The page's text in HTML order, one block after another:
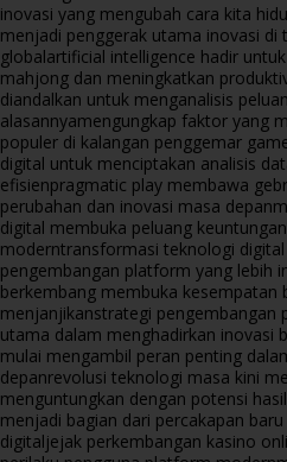
inovasi yang mengubah cara kita
menjadi penggerak utama inovasi di
globalartificial intelligence hadir
mahjong dan meningkatkan
diandalkan untuk menganalisis
alasannyamengungkap faktor yang
populer di kalangan penggemar
digital untuk menciptakan analisis
efisienpragmatic play membawa
perubahan dan inovasi masa depan
digital membuka peluang
moderntransformasi teknologi
pengembangan platform yang lebih
berkembang membuka kesempatan
menjanjikanstrategi pengembangan
utama dalam menghadirkan inovasi
mulai mengambil peran penting
depanrevolusi teknologi masa kini
menguntungkan dengan potensi
menjadi bagian dari percakapan
digitaljejak perkembangan kasino